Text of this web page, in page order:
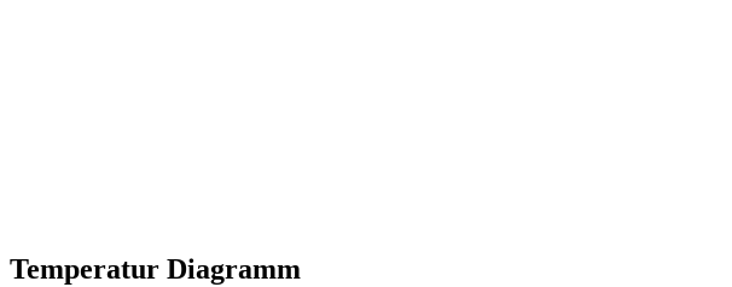
Temperatur Diagramm